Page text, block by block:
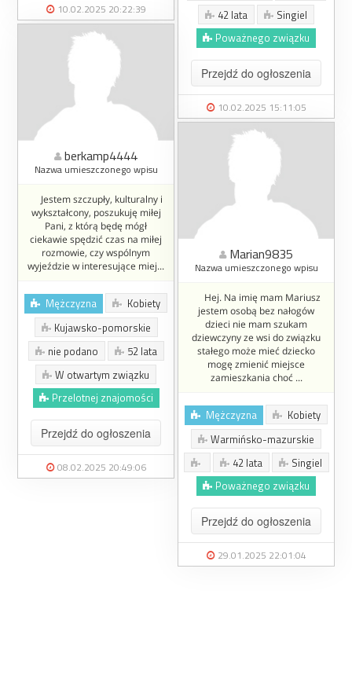
10.02.2025 20:22:39
42 lata
Singiel
Poważnego związku
Przejdź do ogłoszenia
10.02.2025 15:11:05
berkamp4444
Nazwa umieszczonego wpisu
Jestem szczupły, kulturalny i
wykształcony, poszukuję miłej
Pani, z którą będę mógł
ciekawie spędzić czas na miłej
rozmowie, czy wspólnym
wyjeździe w interesujące miej...
Mężczyzna
Kobiety
Kujawsko-pomorskie
nie podano
52 lata
W otwartym związku
Przelotnej znajomości
Przejdź do ogłoszenia
08.02.2025 20:49:06
Marian9835
Nazwa umieszczonego wpisu
Hej. Na imię mam Mariusz
jestem osobą bez nałogów
dzieci nie mam szukam
dziewczyny ze wsi do związku
stałego może mieć dziecko
mogę zmienić miejsce
zamieszkania choć ...
Mężczyzna
Kobiety
Warmińsko-mazurskie
42 lata
Singiel
Poważnego związku
Przejdź do ogłoszenia
29.01.2025 22:01:04